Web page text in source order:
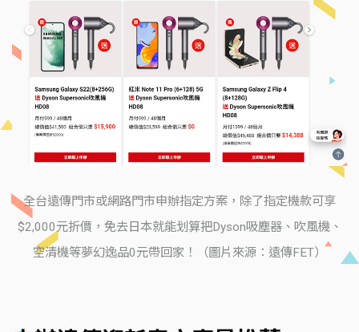
全台遠傳門市或網路門市申辦指定方案，除了指定機款可享
$2,000元折價，免去日本就能划算把Dyson吸塵器、吹風機、
空清機等夢幻逸品0元帶回家！（圖片來源：遠傳FET）